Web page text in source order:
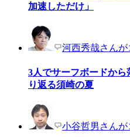
加速しただけ」
河西秀哉さん
3人でサーフボードか
り返る須崎の夏
小谷哲男さん